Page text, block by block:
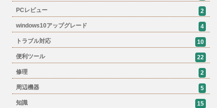
PCレビュー 2
windows10アップグレード 4
トラブル対応 10
便利ツール 22
修理 2
周辺機器 5
知識 15